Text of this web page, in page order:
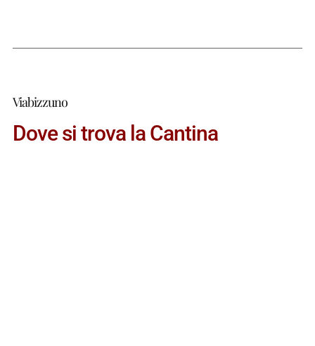
Viabizzuno
Dove si trova la Cantina